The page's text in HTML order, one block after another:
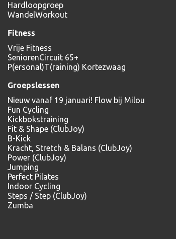
Hardloopgroep
WandelWorkout
Fitness
Vrije Fitness
SeniorenCircuit 65+
P(ersonal)T(raining) Kortezwaag
Groepslessen
Nieuw vanaf 19 januari! Flow bij Milou
Fun Cycling
Kickbokstraining
Fit & Shape (ClubJoy)
B-Kick
Kracht, Stretch & Balans (ClubJoy)
Power (ClubJoy)
Jumping
Perfect Pilates
Indoor Cycling
Steps / Step (ClubJoy)
Zumba